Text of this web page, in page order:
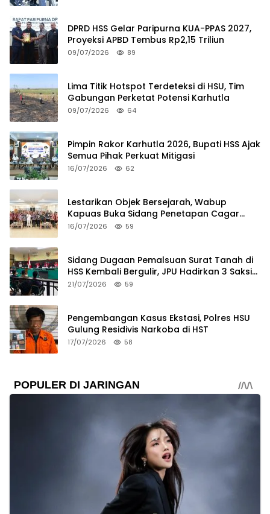
DPRD HSS Gelar Paripurna KUA-PPAS 2027,
Proyeksi APBD Tembus Rp2,15 Triliun
09/07/2026 89
Lima Titik Hotspot Terdeteksi di HSU, Tim
Gabungan Perketat Potensi Karhutla
09/07/2026 64
Pimpin Rakor Karhutla 2026, Bupati HSS Ajak
Semua Pihak Perkuat Mitigasi
16/07/2026 62
Lestarikan Objek Bersejarah, Wabup
Kapuas Buka Sidang Penetapan Cagar
Budaya 2026
16/07/2026 59
Sidang Dugaan Pemalsuan Surat Tanah di
HSS Kembali Bergulir, JPU Hadirkan 3 Saksi
Pelapor
21/07/2026 59
Pengembangan Kasus Ekstasi, Polres HSU
Gulung Residivis Narkoba di HST
17/07/2026 58